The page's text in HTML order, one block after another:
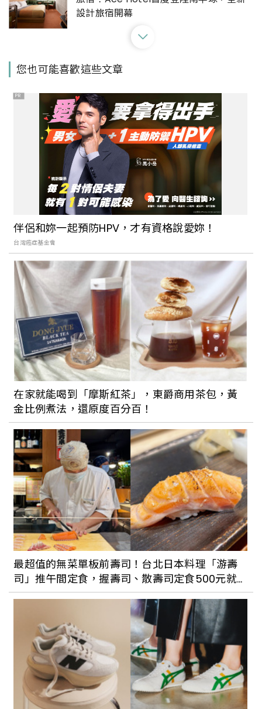
設計旅宿開幕
搭上「威尼斯辛普倫東方快車」，來場漫
遊歐陸的奢華鐵道旅程
2023年確定復辦！澳洲雪梨一年一度的室
外燈光節「Vivid Sydney 繽紛雪梨」要回
來了
前往威廉王子與凱特王妃的蜜月勝地：造
訪印度洋「天堂之島」， Club Med
Seychelles 將島嶼美景盡收眼底！
【世界旅宿搜查】最幸福的國度：不丹安
縵喀拉，用五處小屋探索幸福王國的五種
風情
離正常生活不遠了！邊境解封0+7 停看
聽，一次看懂指揮中心宣布的注意事項，
最晚這天開放國境
國外旅遊推薦再加1：純法系郵輪「龐洛郵
輪」來台開日本航線！房內使用愛馬仕備
品，預計2023年穿梭沖繩秘境航程，駛進
大阪
您也可能喜歡這些文章
PR
伴侶和妳一起預防HPV，才有資格說愛妳！
台灣癌症基金會
在家就能喝到「摩斯紅茶」，東爵商用茶包，黃
金比例煮法，還原度百分百！
最超值的無菜單板前壽司！台北日本料理「游壽
司」推午間定食，握壽司、散壽司定食500元就
能品嚐